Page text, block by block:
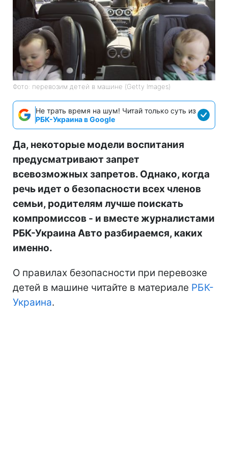
Фото: перевозим детей в машине (Getty Images)
Не трать время на шум! Читай только суть из
РБК-Украина в Google
Да, некоторые модели воспитания
предусматривают запрет
всевозможных запретов. Однако, когда
речь идет о безопасности всех членов
семьи, родителям лучше поискать
компромиссов - и вместе журналистами
РБК-Украина Авто разбираемся, каких
именно.
О правилах безопасности при перевозке
детей в машине читайте в материале РБК-
Украина.